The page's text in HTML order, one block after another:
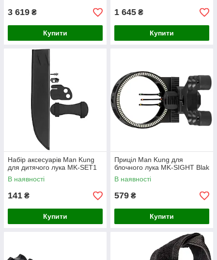
3 619 ₴
Купити
1 645 ₴
Купити
Набір аксесуарів Man Kung
для дитячого лука MK-SET1
В наявності
141 ₴
Купити
Приціл Man Kung для
блочного лука MK-SIGHT Blak
В наявності
579 ₴
Купити